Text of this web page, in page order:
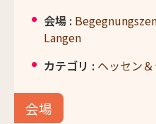
会場 :
Langen
カテゴリ : ヘッセン
会場